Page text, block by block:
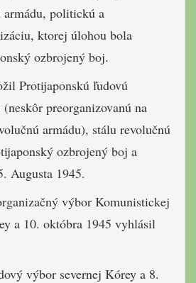
politickú a
ktorej úlohou bola
ozbrojený boj.
Protijaponskú ľudovú
preorganizovanú na
armádu), stálu revolučnú
ozbrojený boj a
Augusta 1945.
výbor Komunistickej
a 10. októbra 1945 vyhlásil
výbor severnej Kórey a 8.